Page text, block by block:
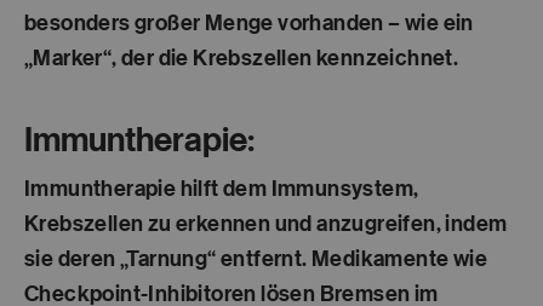
besonders großer Menge vorhanden – wie ein
„Marker“, der die Krebszellen kennzeichnet.
Immuntherapie:
Immuntherapie hilft dem Immunsystem,
Krebszellen zu erkennen und anzugreifen, indem
sie deren „Tarnung“ entfernt. Medikamente wie
Checkpoint-Inhibitoren lösen Bremsen im